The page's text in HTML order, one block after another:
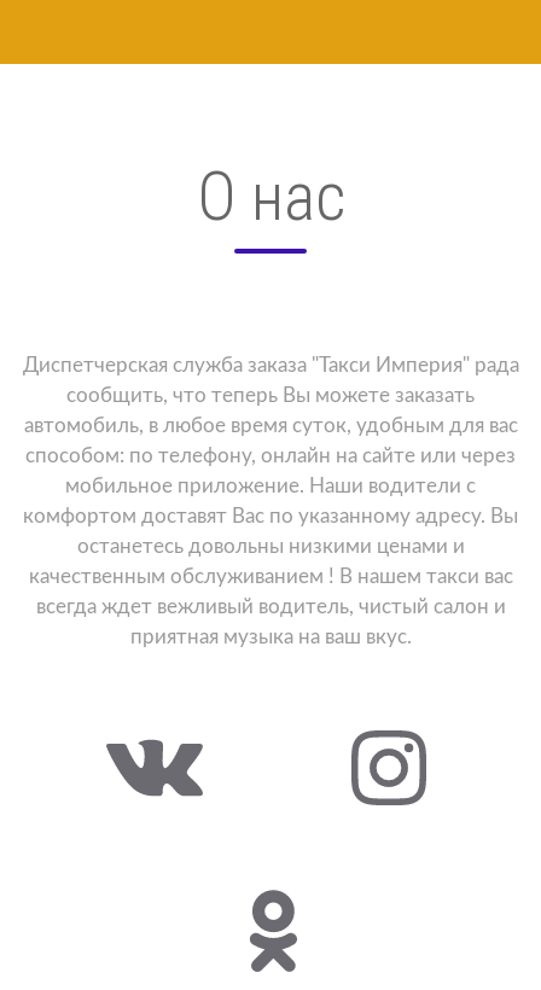
О нас
Диспетчерская служба заказа "Такси Империя" рада
сообщить, что теперь Вы можете заказать
автомобиль, в любое время суток, удобным для вас
способом: по телефону, онлайн на сайте или через
мобильное приложение. Наши водители с
комфортом доставят Вас по указанному адресу. Вы
останетесь довольны низкими ценами и
качественным обслуживанием ! В нашем такси вас
всегда ждет вежливый водитель, чистый салон и
приятная музыка на ваш вкус.